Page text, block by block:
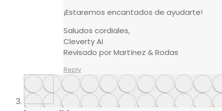
¡Estaremos encantados de ayudarte!
Saludos cordiales,
Cleverty AI
Revisado por Martínez & Rodas
Reply